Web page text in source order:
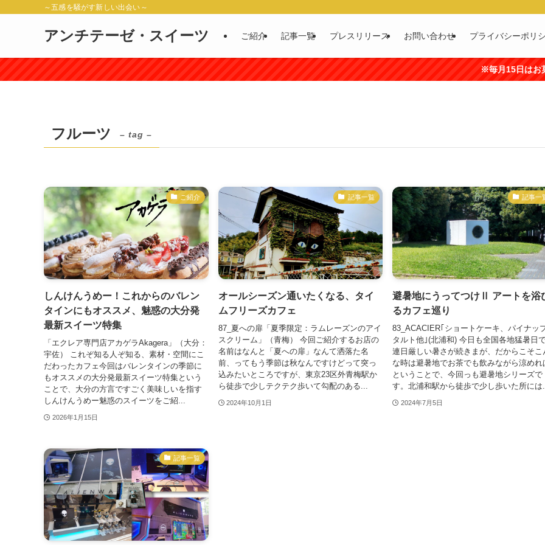
～五感を騒がす新しい出会い～
アンチテーゼ・スイーツ ご紹介 記事一覧 プレスリリース お問い合わせ プライバシーポリ
※毎月15日はお菓子の
フルーツ – tag –
ご紹介
しんけんうめー！これからのバレン
タインにもオススメ、魅惑の大分発
最新スイーツ特集
「エクレア専門店アカゲラAkagera」（大分：
宇佐） これぞ知る人ぞ知る、素材・空間にこ
だわったカフェ今回はバレンタインの季節に
もオススメの大分発最新スイーツ特集という
ことで、大分の方言ですごく美味しいを指す
しんけんうめー魅惑のスイーツをご紹...
2026年1月15日
記事一覧
オールシーズン通いたくなる、タイ
ムフリーズカフェ
87_夏への扉「夏季限定：ラムレーズンのアイ
スクリーム」（青梅） 今回ご紹介するお店の
名前はなんと「夏への扉」なんて洒落た名
前、ってもう季節は秋なんですけどって突っ
込みたいところですが、東京23区外青梅駅か
ら徒歩で少しテクテク歩いて勾配のある...
2024年10月1日
記事一
避暑地にうってつけⅡ アートを浴
るカフェ巡り
83_ACACIER｢ショートケーキ、パイナッ
タルト他｣(北浦和) 今日も全国各地猛暑日で
連日厳しい暑さが続きまが、だからこそこ
な時は避暑地でお茶でも飲みながら涼めれ
ということで、今回っも避暑地シリーズで
す。北浦和駅から徒歩で少し歩いた所には...
2024年7月5日
記事一覧